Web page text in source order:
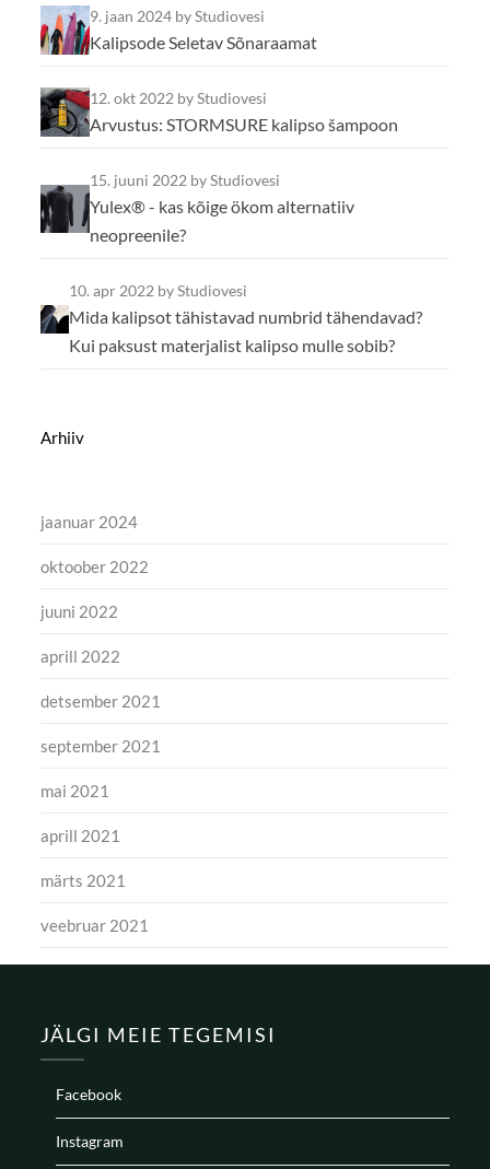
9. jaan 2024 by Studiovesi
Kalipsode Seletav Sõnaraamat
12. okt 2022 by Studiovesi
Arvustus: STORMSURE kalipso šampoon
15. juuni 2022 by Studiovesi
Yulex® - kas kõige ökom alternatiiv
neopreenile?
10. apr 2022 by Studiovesi
Mida kalipsot tähistavad numbrid tähendavad?
Kui paksust materjalist kalipso mulle sobib?
Arhiiv
jaanuar 2024
oktoober 2022
juuni 2022
aprill 2022
detsember 2021
september 2021
mai 2021
aprill 2021
märts 2021
veebruar 2021
JÄLGI MEIE TEGEMISI
Facebook
Instagram